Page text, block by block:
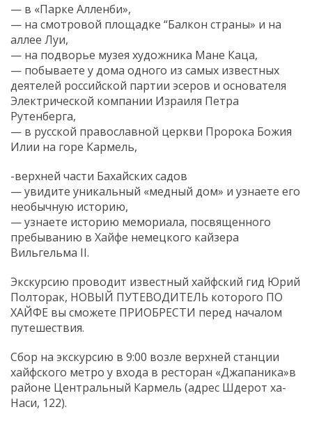
— в «Парке Алленби»,
— на смотровой площадке “Балкон страны» и на
аллее Луи,
— на подворье музея художника Мане Каца,
— побываете у дома одного из самых известных
деятелей российской партии эсеров и основателя
Электрической компании Израиля Петра
Рутенберга,
— в русской православной церкви Пророка Божия
Илии на горе Кармель,
-верхней части Бахайских садов
— увидите уникальный «медный дом» и узнаете его
необычную историю,
— узнаете историю мемориала, посвященного
пребыванию в Хайфе немецкого кайзера
Вильгельма II.
Экскурсию проводит известный хайфский гид Юрий
Полторак, НОВЫЙ ПУТЕВОДИТЕЛЬ которого ПО
ХАЙФЕ вы сможете ПРИОБРЕСТИ перед началом
путешествия.
Сбор на экскурсию в 9:00 возле верхней станции
хайфского метро у входа в ресторан «Джапаника»в
районе Центральный Кармель (адрес Шдерот ха-
Наси, 122).